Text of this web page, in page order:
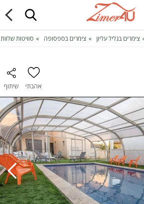
צימרים בגליל עליון צימרים בספסופה סוויטות
אהבתי שיתוף